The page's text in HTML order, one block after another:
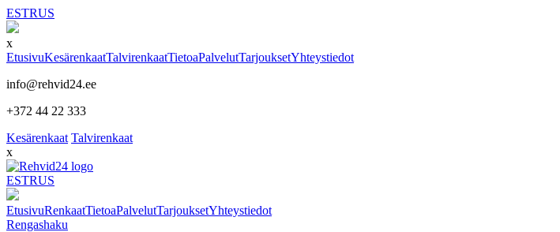
ESTRUS
x
EtusivuKesärenkaatTalvirenkaatTietoaPalvelutTarjouksetYhteystiedot
info@rehvid24.ee
+372 44 22 333
Kesärenkaat Talvirenkaat
x
ESTRUS
EtusivuRenkaatTietoaPalvelutTarjouksetYhteystiedot
Rengashaku